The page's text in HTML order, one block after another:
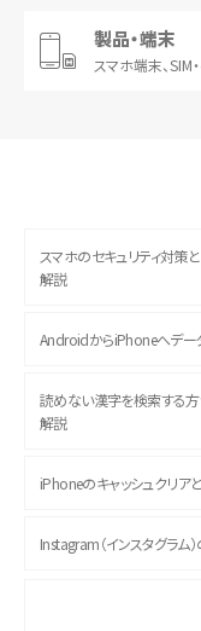
製品・端末
スマホ端末、SIM
スマホのセキュリティ対
解説
AndroidからiPhoneへデー
読めない漢字を検索する
解説
iPhoneのキャッシュクリ
Instagram（インスタグラム
ASMRとは？初心者向けの